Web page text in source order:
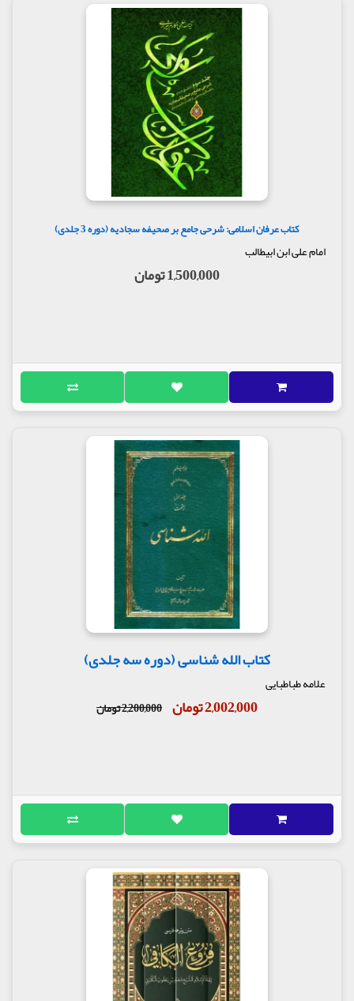
کتاب عرفان اسلامی: شرحی جامع بر صحیفه سجادیه (دوره 3 جلدی)
امام علی ابن ابیطالب
1,500,000 تومان
کتاب الله شناسی (دوره سه جلدی)
علامه طباطبایی
2,002,000 تومان 2,200,000 تومان